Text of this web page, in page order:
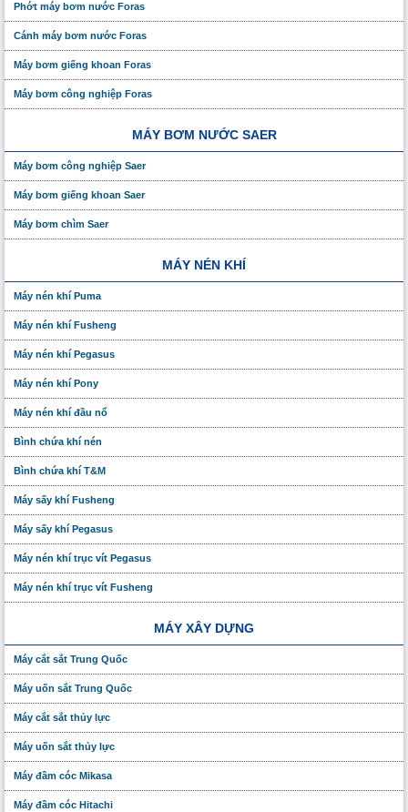
Phớt máy bơm nước Foras
Cánh máy bơm nước Foras
Máy bơm giếng khoan Foras
Máy bơm công nghiệp Foras
MÁY BƠM NƯỚC SAER
Máy bơm công nghiệp Saer
Máy bơm giếng khoan Saer
Máy bơm chìm Saer
MÁY NÉN KHÍ
Máy nén khí Puma
Máy nén khí Fusheng
Máy nén khí Pegasus
Máy nén khí Pony
Máy nén khí đầu nổ
Bình chứa khí nén
Bình chứa khí T&M
Máy sấy khí Fusheng
Máy sấy khí Pegasus
Máy nén khí trục vít Pegasus
Máy nén khí trục vít Fusheng
MÁY XÂY DỰNG
Máy cắt sắt Trung Quốc
Máy uốn sắt Trung Quốc
Máy cắt sắt thủy lực
Máy uốn sắt thủy lực
Máy đầm cóc Mikasa
Máy đầm cóc Hitachi